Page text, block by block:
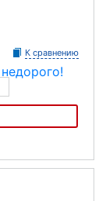
К сравнению